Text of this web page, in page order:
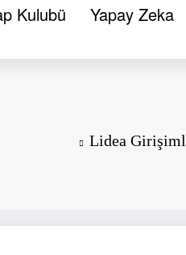
Kulubü Yapay Zeka
Lidea